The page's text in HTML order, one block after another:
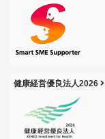
健康経営優良法人2026